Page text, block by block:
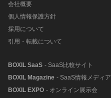
会社概要
個人情報保護方針
採用について
引用・転載について
BOXIL SaaS - SaaS比較サイト
BOXIL Magazine - SaaS情報メディア
BOXIL EXPO - オンライン展示会